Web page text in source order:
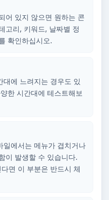
어 있지 않으면 원하는 콘
고리, 키워드, 날짜별 정
확인하십시오.
에 느려지는 경우도 있
한 시간대에 테스트해보
일에서는 메뉴가 겹치거나
이 발생할 수 있습니다.
면 이 부분은 반드시 체